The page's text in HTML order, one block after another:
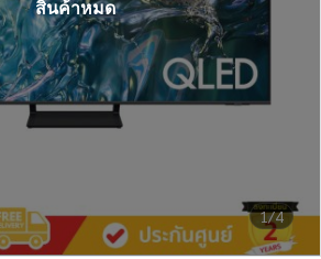
1/4
สินค้าหมด